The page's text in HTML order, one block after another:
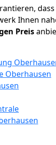
Ihnen
Preis
Oberhausen